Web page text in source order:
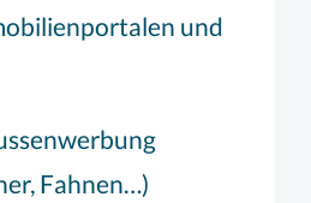
und
Fahnen…)